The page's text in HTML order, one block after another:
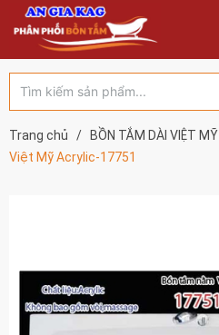
Trang chủ / BỒN TẮM DÀI VIỆT MỸ
Việt Mỹ Acrylic-17751